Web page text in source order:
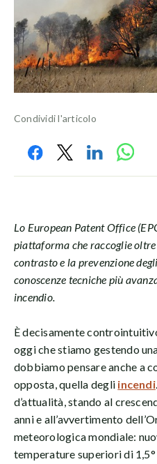
Condividi l'articolo
Lo European Patent Office
piattaforma che raccoglie
contrasto e la prevenzione
conoscenze tecniche più
incendio.
È decisamente
oggi che stiamo gestendo
dobbiamo pensare anche a
opposta, quella degli incendi
d’attualità, stando al
anni e all’avvertimento
meteorologica mondiale:
temperature superiori di